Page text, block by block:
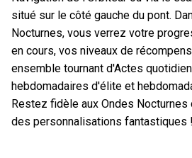
situé sur le côté gauche du pont.
Nocturnes, vous verrez votre
en cours, vos niveaux de
ensemble tournant d'Actes
hebdomadaires d'élite et
Restez fidèle aux Ondes Nocturnes
des personnalisations fantastiques !